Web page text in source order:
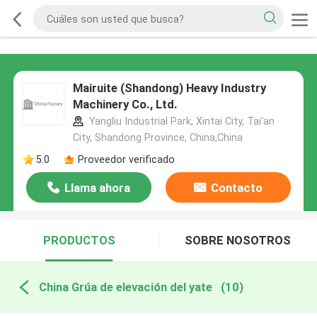
Mairuite (Shandong) Heavy Industry
Machinery Co., Ltd.
Yangliu Industrial Park, Xintai City, Tai'an
City, Shandong Province, China,China
5.0
Proveedor verificado
Llama ahora Contacto
PRODUCTOS SOBRE NOSOTROS
China Grúa de elevación del yate (10)